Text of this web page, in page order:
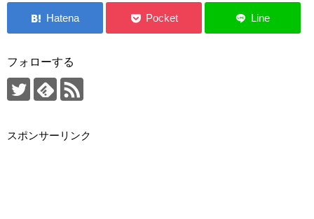
フォローする
スポンサーリンク